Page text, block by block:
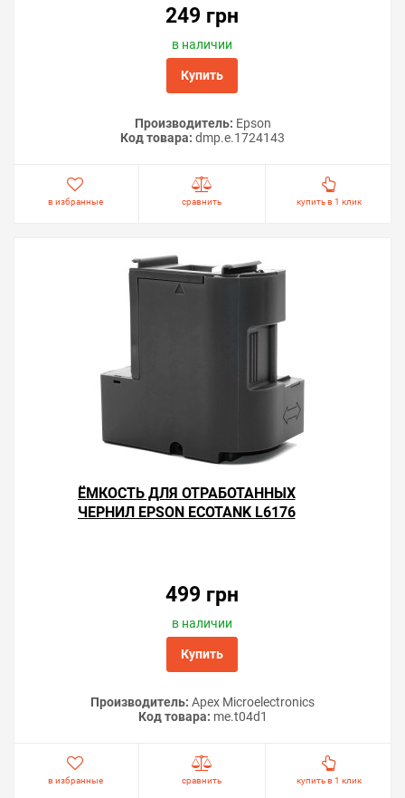
249 грн
в наличии
Купить
Производитель: Epson
Код товара: dmp.e.1724143
в избранные сравнить купить в 1 клик
ЁМКОСТЬ ДЛЯ ОТРАБОТАННЫХ
ЧЕРНИЛ EPSON ECOTANK L6176
499 грн
в наличии
Купить
Производитель: Apex Microelectronics
Код товара: me.t04d1
в избранные сравнить купить в 1 клик